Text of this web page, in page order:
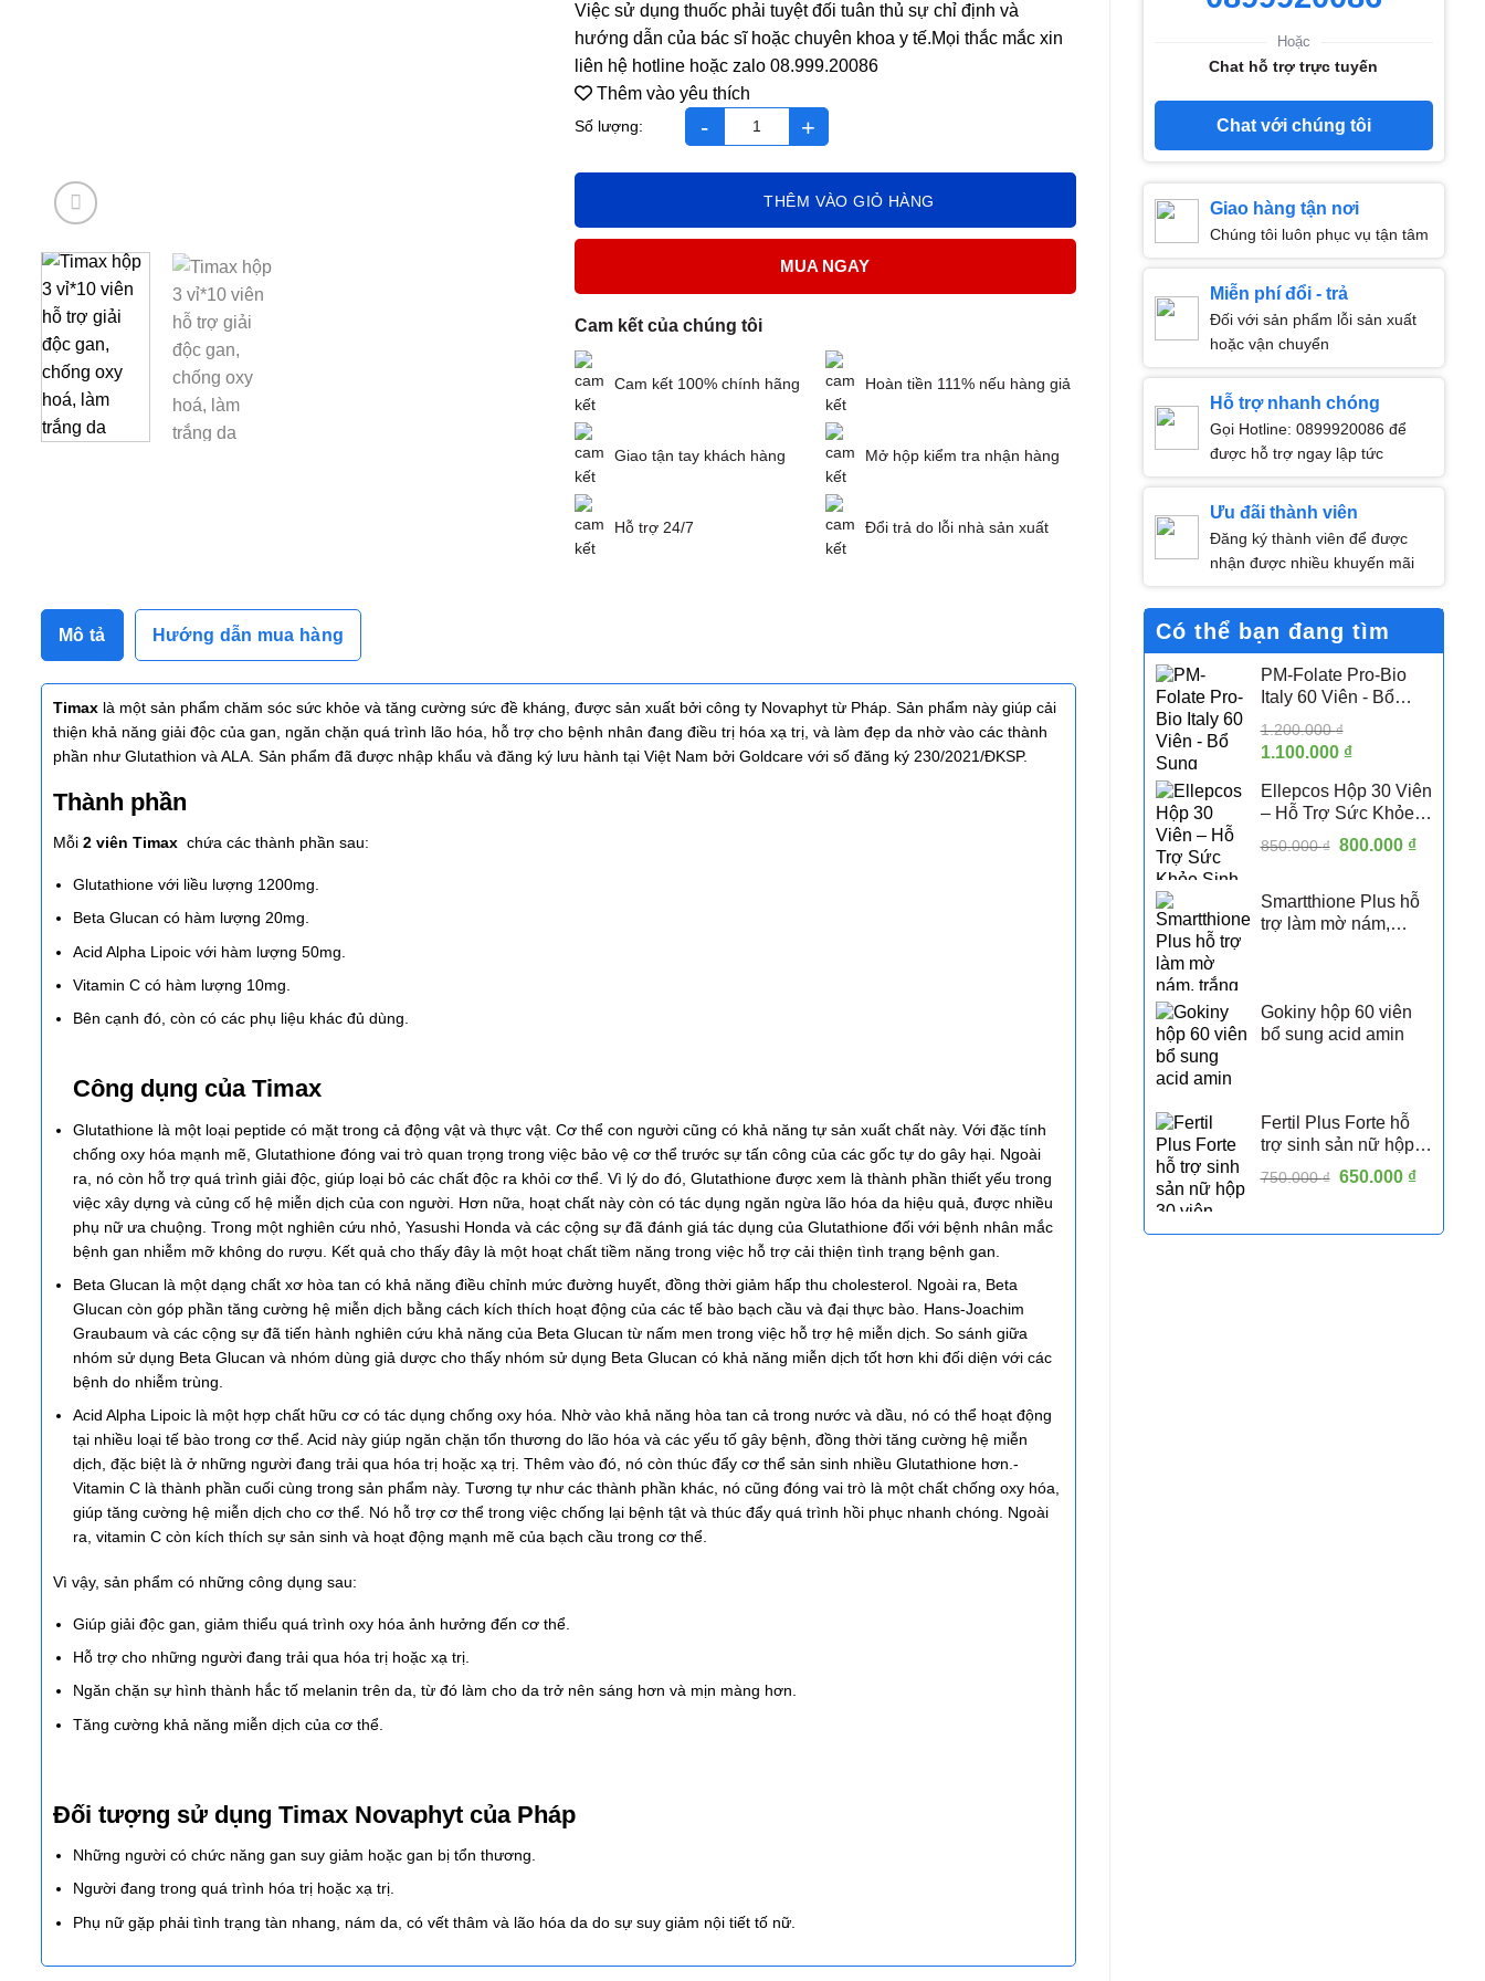
Hoặc
Chat hỗ trợ trực tuyến
Chat với chúng tôi
Giao hàng tận nơi
Chúng tôi luôn phục vụ tận tâm
Miễn phí đổi - trả
Đối với sản phẩm lỗi sản xuất
hoặc vận chuyển
Hỗ trợ nhanh chóng
Gọi Hotline: 0899920086 để
được hỗ trợ ngay lập tức
Ưu đãi thành viên
Đăng ký thành viên để được
nhận được nhiều khuyến mãi
Có thể bạn đang tìm
PM-Folate Pro-Bio
Italy 60 Viên - Bổ
Tính 5-MTHF Hỗ Trợ
Sức Khỏe Sinh Sản
Nữ
1.200.000₫
Giá
là:
1.200.000 ₫.
1.100.000 ₫Giá
tại
là:
1.100.000 ₫.
Ellepcos Hộp 30 Viên
– Hỗ Trợ Sức Khỏe
Sinh Sản Nữ, Hỗ Trợ
Phụ Nữ PCOS
850.000₫ Giá
850.000 ₫.
800.000 ₫
tại
Smartthione Plus hỗ
trợ làm mờ nám,
Gokiny hộp 60 viên
bổ sung acid amin
Fertil Plus Forte hỗ
trợ sinh sản nữ hộp
750.000₫ Giá
650.000 ₫
Timax hộp 3 vỉ*10 viên hỗ trợ giải độc gan, chống oxy hoá, làm trắng da số lượng
THÊM VÀO GIỎ HÀNG
MUA NGAY
Việc sử dụng thuốc phải tuyệt đối tuân thủ sự chỉ định và
hướng dẫn của bác sĩ hoặc chuyên khoa y tế.Mọi thắc mắc xin
liên hệ hotline hoặc zalo 08.999.20086
Cam kết của chúng tôi
Cam kết 100% chính hãng Hoàn tiền 111% nếu hàng giả
Giao tận tay khách hàng Mở hộp kiểm tra nhận hàng
Hỗ trợ 24/7 Đổi trả do lỗi nhà sản xuất
Thêm vào yêu thích
Mô tả Hướng dẫn mua hàng
Timax là một sản phẩm chăm sóc sức khỏe và tăng cường sức đề kháng, được sản xuất bởi công ty Novaphyt từ Pháp. Sản phẩm này giúp cải
thiện khả năng giải độc của gan, ngăn chặn quá trình lão hóa, hỗ trợ cho bệnh nhân đang điều trị hóa xạ trị, và làm đẹp da nhờ vào các thành
phần như Glutathion và ALA. Sản phẩm đã được nhập khẩu và đăng ký lưu hành tại Việt Nam bởi Goldcare với số đăng ký 230/2021/ĐKSP.
Thành phần
Mỗi 2 viên Timax chứa các thành phần sau:
Glutathione với liều lượng 1200mg.
Beta Glucan có hàm lượng 20mg.
Acid Alpha Lipoic với hàm lượng 50mg.
Vitamin C có hàm lượng 10mg.
Bên cạnh đó, còn có các phụ liệu khác đủ dùng.
Công dụng của Timax
Glutathione là một loại peptide có mặt trong cả động vật và thực vật. Cơ thể con người cũng có khả năng tự sản xuất chất này. Với đặc tính
chống oxy hóa mạnh mẽ, Glutathione đóng vai trò quan trọng trong việc bảo vệ cơ thể trước sự tấn công của các gốc tự do gây hại. Ngoài
ra, nó còn hỗ trợ quá trình giải độc, giúp loại bỏ các chất độc ra khỏi cơ thể. Vì lý do đó, Glutathione được xem là thành phần thiết yếu trong
việc xây dựng và củng cố hệ miễn dịch của con người. Hơn nữa, hoạt chất này còn có tác dụng ngăn ngừa lão hóa da hiệu quả, được nhiều
phụ nữ ưa chuộng. Trong một nghiên cứu nhỏ, Yasushi Honda và các cộng sự đã đánh giá tác dụng của Glutathione đối với bệnh nhân mắc
bệnh gan nhiễm mỡ không do rượu. Kết quả cho thấy đây là một hoạt chất tiềm năng trong việc hỗ trợ cải thiện tình trạng bệnh gan.
Beta Glucan là một dạng chất xơ hòa tan có khả năng điều chỉnh mức đường huyết, đồng thời giảm hấp thu cholesterol. Ngoài ra, Beta
Glucan còn góp phần tăng cường hệ miễn dịch bằng cách kích thích hoạt động của các tế bào bạch cầu và đại thực bào. Hans-Joachim
Graubaum và các cộng sự đã tiến hành nghiên cứu khả năng của Beta Glucan từ nấm men trong việc hỗ trợ hệ miễn dịch. So sánh giữa
nhóm sử dụng Beta Glucan và nhóm dùng giả dược cho thấy nhóm sử dụng Beta Glucan có khả năng miễn dịch tốt hơn khi đối diện với các
bệnh do nhiễm trùng.
Acid Alpha Lipoic là một hợp chất hữu cơ có tác dụng chống oxy hóa. Nhờ vào khả năng hòa tan cả trong nước và dầu, nó có thể hoạt động
tại nhiều loại tế bào trong cơ thể. Acid này giúp ngăn chặn tổn thương do lão hóa và các yếu tố gây bệnh, đồng thời tăng cường hệ miễn
dịch, đặc biệt là ở những người đang trải qua hóa trị hoặc xạ trị. Thêm vào đó, nó còn thúc đẩy cơ thể sản sinh nhiều Glutathione hơn.-
Vitamin C là thành phần cuối cùng trong sản phẩm này. Tương tự như các thành phần khác, nó cũng đóng vai trò là một chất chống oxy hóa,
giúp tăng cường hệ miễn dịch cho cơ thể. Nó hỗ trợ cơ thể trong việc chống lại bệnh tật và thúc đẩy quá trình hồi phục nhanh chóng. Ngoài
ra, vitamin C còn kích thích sự sản sinh và hoạt động mạnh mẽ của bạch cầu trong cơ thể.
Vì vậy, sản phẩm có những công dụng sau:
Giúp giải độc gan, giảm thiểu quá trình oxy hóa ảnh hưởng đến cơ thể.
Hỗ trợ cho những người đang trải qua hóa trị hoặc xạ trị.
Ngăn chặn sự hình thành hắc tố melanin trên da, từ đó làm cho da trở nên sáng hơn và mịn màng hơn.
Tăng cường khả năng miễn dịch của cơ thể.
Đối tượng sử dụng Timax Novaphyt của Pháp
Những người có chức năng gan suy giảm hoặc gan bị tổn thương.
Người đang trong quá trình hóa trị hoặc xạ trị.
Phụ nữ gặp phải tình trạng tàn nhang, nám da, có vết thâm và lão hóa da do sự suy giảm nội tiết tố nữ.